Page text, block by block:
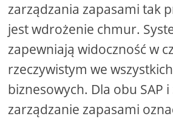
zarządzania zapasami tak
jest wdrożenie chmur.
zapewniają widoczność w
rzeczywistym we
biznesowych. Dla obu SAP i
zarządzanie zapasami